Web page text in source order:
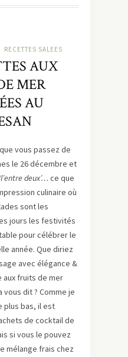
RECETTES SALEES
AUX
MER
AU
vous passez de
le 26 décembre et
‘l’entre deux’… ce que
culinaire où
sont les
jours les festivités
pour célébrer le
année. Que diriez
avec élégance &
fruits de mer
vous dit ? Comme je
plus bas, il est
de cocktail de
si vous le pouvez
mélange frais chez